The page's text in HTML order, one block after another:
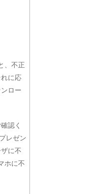
、不正
に応
ロー
認く
レゼン
に不
ホに不